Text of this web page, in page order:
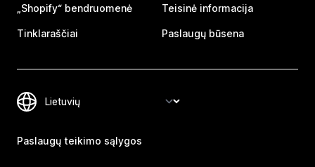
„Shopify“ bendruomenė
Tinklaraščiai
Teisinė informacija
Paslaugų būsena
Paslaugų teikimo sąlygos